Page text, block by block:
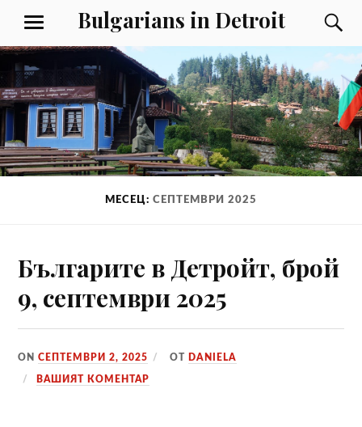
съдържаниетоBulgarians in Detroit
МЕНЮ
МЕСЕЦ: СЕПТЕМВРИ 2025
Българите в Детройт, брой
9, септември 2025
ONСЕПТЕМВРИ 2, 2025 ОТ DANIELA
ВАШИЯТ КОМЕНТАР